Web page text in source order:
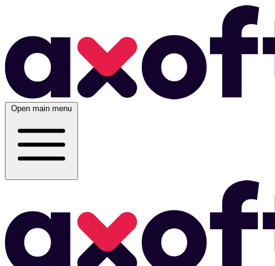
Open main menu